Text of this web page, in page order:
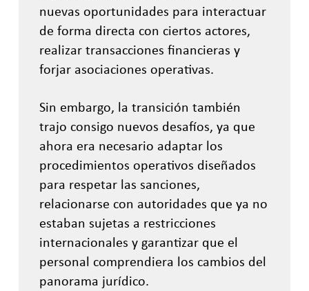
nuevas oportunidades para interactuar
de forma directa con ciertos actores,
realizar transacciones financieras y
forjar asociaciones operativas.
Sin embargo, la transición también
trajo consigo nuevos desafíos, ya que
ahora era necesario adaptar los
procedimientos operativos diseñados
para respetar las sanciones,
relacionarse con autoridades que ya no
estaban sujetas a restricciones
internacionales y garantizar que el
personal comprendiera los cambios del
panorama jurídico.